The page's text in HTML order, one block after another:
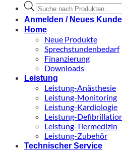
Products
search
Anmelden / Neues
Home
Neue Produkte
Sprechstundenbedarf
Finanzierung
Downloads
Leistung
Leistung-Anästhesie
Leistung-Monitoring
Leistung-Kardiologie
Leistung-
Leistung-Tiermedizin
Leistung-Zubehör
Technischer Service